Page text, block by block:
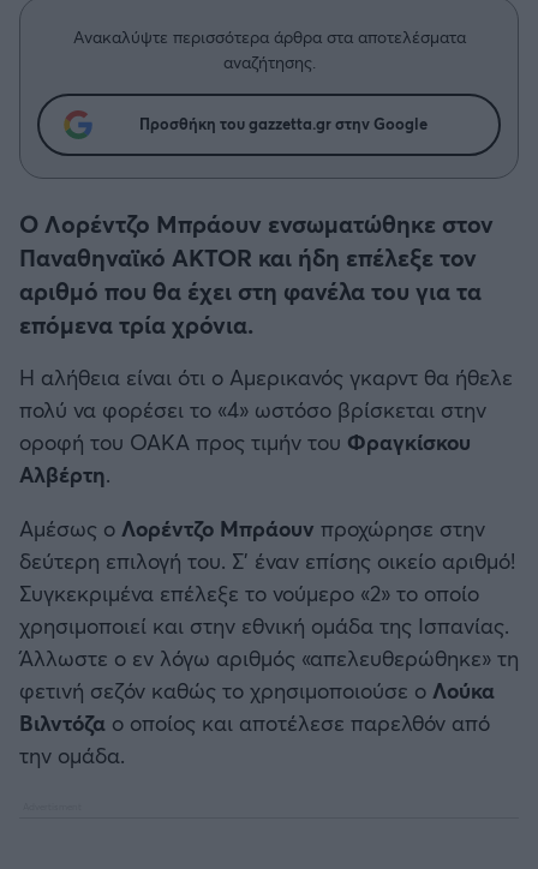
Άρης
Λεβαδειακός
Βόλος
Ατρόμητος Αθηνών
Αστέρας Τρίπολης
Παναιτωλικός
Καλαμάτα
Ηρακλής
Μπαρτσελόνα
Ρεάλ Μαδρίτης
Μεγάλη μου Αγάπη
Ανακαλύψτε περισσότερα άρθρα στα αποτελέσματα
αναζήτησης.
Προσθήκη του gazzetta.gr στην Google
Ο Λορέντζο Μπράουν ενσωματώθηκε στον
Παναθηναϊκό AKTOR και ήδη επέλεξε τον
αριθμό που θα έχει στη φανέλα του για τα
επόμενα τρία χρόνια.
Η αλήθεια είναι ότι ο Αμερικανός γκαρντ θα ήθελε
πολύ να φορέσει το «4» ωστόσο βρίσκεται στην
οροφή του ΟΑΚΑ προς τιμήν του Φραγκίσκου
Αλβέρτη.
Αμέσως ο Λορέντζο Μπράουν προχώρησε στην
δεύτερη επιλογή του. Σ' έναν επίσης οικείο αριθμό!
Συγκεκριμένα επέλεξε το νούμερο «2» το οποίο
χρησιμοποιεί και στην εθνική ομάδα της Ισπανίας.
Άλλωστε ο εν λόγω αριθμός «απελευθερώθηκε» τη
φετινή σεζόν καθώς το χρησιμοποιούσε ο Λούκα
Βιλντόζα ο οποίος και αποτέλεσε παρελθόν από
την ομάδα.